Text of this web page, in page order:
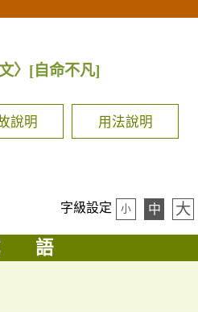
〉 [自命不凡]
說明 用法說明
字級設定 小 中 大
語